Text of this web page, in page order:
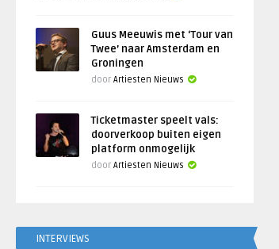
Guus Meeuwis met ‘Tour van
Twee’ naar Amsterdam en
Groningen
door Artiesten Nieuws
Ticketmaster speelt vals:
doorverkoop buiten eigen
platform onmogelijk
door Artiesten Nieuws
INTERVIEWS